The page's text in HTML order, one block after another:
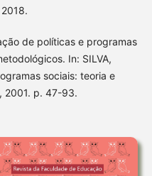
de políticas e programas
In: SILVA,
sociais: teoria e
2001. p. 47-93.